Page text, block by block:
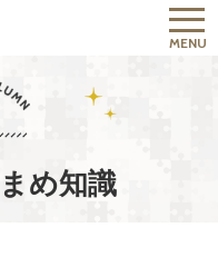
MENU
め知識